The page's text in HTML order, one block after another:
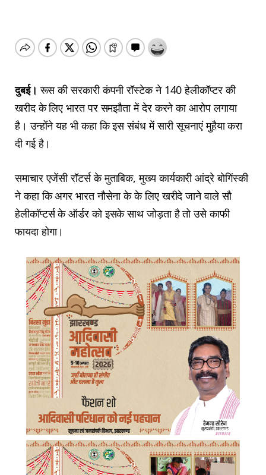
दुबई। रूस की सरकारी कंपनी रॉस्टेक ने 140 हेलीकॉप्टर की
खरीद के लिए भारत पर समझौता में देर करने का आरोप लगाया
है। उन्होंने यह भी कहा कि इस संबंध में सारी सूचनाएं मुहैया करा
दी गई है।
समाचार एजेंसी रॉटर्स के मुताबिक, मुख्य कार्यकारी आंद्रे बोगिंस्की
ने कहा कि अगर भारत नौसेना के के लिए खरीदे जाने वाले सौ
हेलीकॉप्टर्स के ऑर्डर को इसके साथ जोड़ता है तो उसे काफी
फायदा होगा।